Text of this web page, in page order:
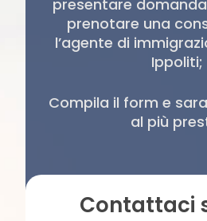
presentare
prenotare una
l’agente di
Ippoliti;
Compila il form e
al più
Contattaci